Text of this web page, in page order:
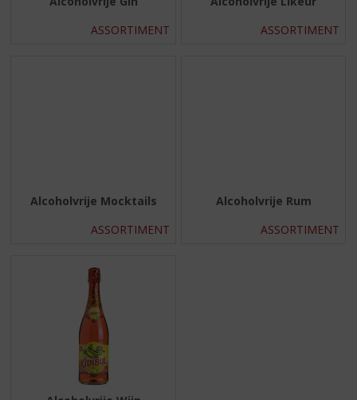
ASSORTIMENT
ASSORTIMENT
Alcoholvrije Mocktails
ASSORTIMENT
Alcoholvrije Rum
ASSORTIMENT